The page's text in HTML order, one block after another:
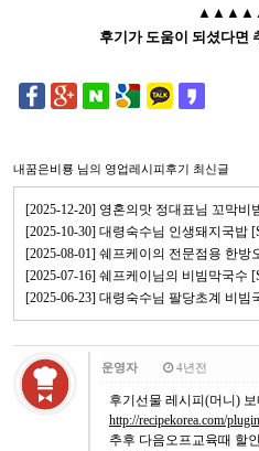
후기가 도움이 되셨다면
내꿈은비룡 님의 영업레시피후기 최신글
[2025-12-20] 영혼의맛 정대표님 꼬막비
[2025-10-30] 대령숙수님 인생돼지국밥
[2025-08-01] 쉐프케이의 전문점용 한방
[2025-07-16] 쉐프케이님의 비빔막국수
[2025-06-23] 대령숙수님 팔당초계 비빔
운영자 4년전
후기선물 레시피(머니)
http://recipekorea.com/
추후 다음오프교육때 할